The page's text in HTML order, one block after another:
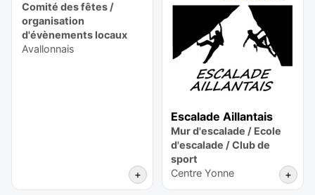
Comité des fêtes /
organisation
d'évènements locaux
Avallonnais
+
Escalade Aillantais
Mur d'escalade / Ecole
d'escalade / Club de
sport
Centre Yonne
+